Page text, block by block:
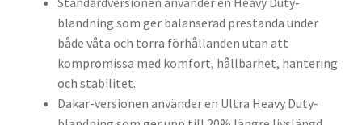
blandning som ger balanserad prestanda under
både våta och torra förhållanden utan att
kompromissa med komfort, hållbarhet, hantering
och stabilitet.
Dakar-versionen använder en Ultra Heavy Duty-